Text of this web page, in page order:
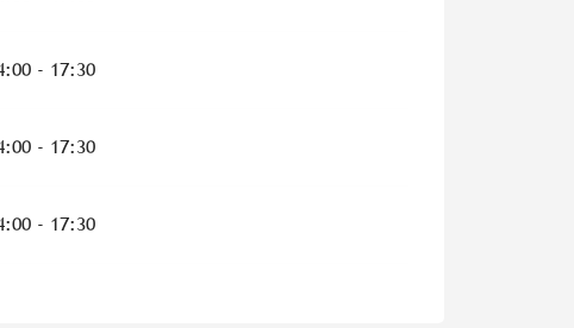
- 17:30
- 17:30
- 17:30